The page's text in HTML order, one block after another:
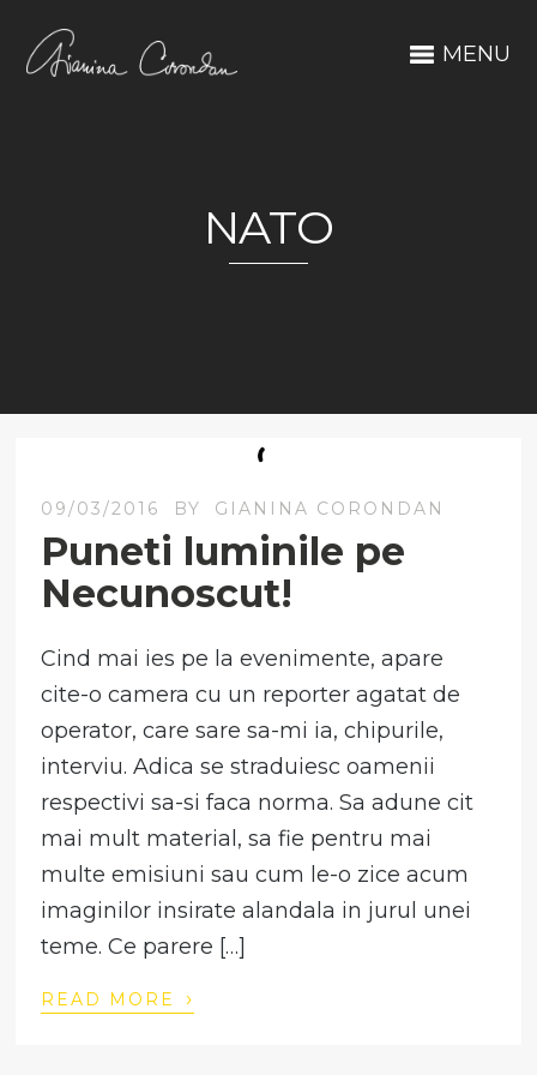
MENU
NATO
09/03/2016 BY GIANINA CORONDAN
Puneti luminile pe
Necunoscut!
Cind mai ies pe la evenimente, apare
cite-o camera cu un reporter agatat de
operator, care sare sa-mi ia, chipurile,
interviu. Adica se straduiesc oamenii
respectivi sa-si faca norma. Sa adune cit
mai mult material, sa fie pentru mai
multe emisiuni sau cum le-o zice acum
imaginilor insirate alandala in jurul unei
teme. Ce parere […]
READ MORE ›